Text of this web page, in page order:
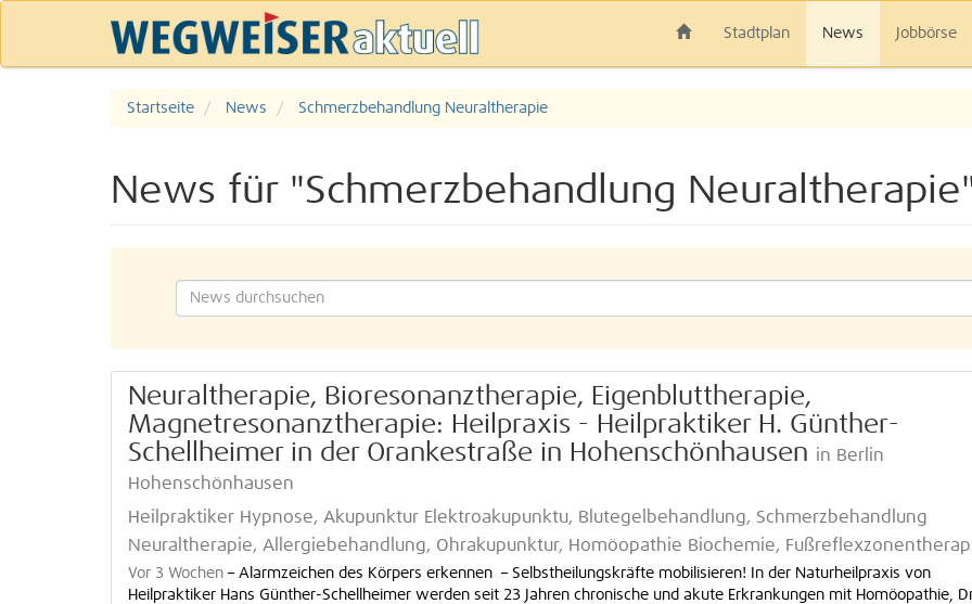
Stadtplan News Jobbörse
Startseite News Schmerzbehandlung Neuraltherapie
News für "Schmerzbehandlung
Neuraltherapie, Bioresonanztherapie, Eigenbluttherapie,
Magnetresonanztherapie: Heilpraxis - Heilpraktiker H. Günther-
Schellheimer in der Orankestraße in Hohenschönhausen in Berlin
Hohenschönhausen
Heilpraktiker Hypnose, Akupunktur Elektroakupunktu, Blutegelbehandlung, Schmerzbehandlung
Neuraltherapie, Allergiebehandlung, Ohrakupunktur, Homöopathie Biochemie,
Vor 3 Wochen – Alarmzeichen des Körpers erkennen – Selbstheilungskräfte mobilisieren! In der Naturheilpraxis von
Heilpraktiker Hans Günther-Schellheimer werden seit 23 Jahren chronische und akute Erkrankungen mit Homöopathie,